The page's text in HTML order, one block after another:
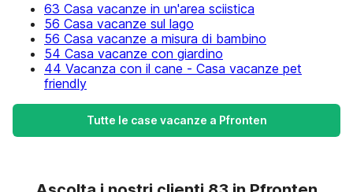
63 Casa vacanze in un'area sciistica
56 Casa vacanze sul lago
56 Casa vacanze a misura di bambino
54 Casa vacanze con giardino
44 Vacanza con il cane - Casa vacanze pet
friendly
Tutte le case vacanze a Pfronten